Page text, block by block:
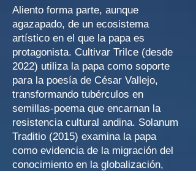
Aliento forma parte, aunque
agazapado, de un ecosistema
artístico en el que la papa es
protagonista. Cultivar Trilce (desde
2022) utiliza la papa como soporte
para la poesía de César Vallejo,
transformando tubérculos en
semillas-poema que encarnan la
resistencia cultural andina. Solanum
Traditio (2015) examina la papa
como evidencia de la migración del
conocimiento en la globalización,